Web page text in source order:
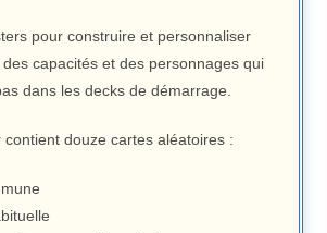
pour construire et personnaliser
capacités et des personnages qui
dans les decks de démarrage.
douze cartes aléatoires :